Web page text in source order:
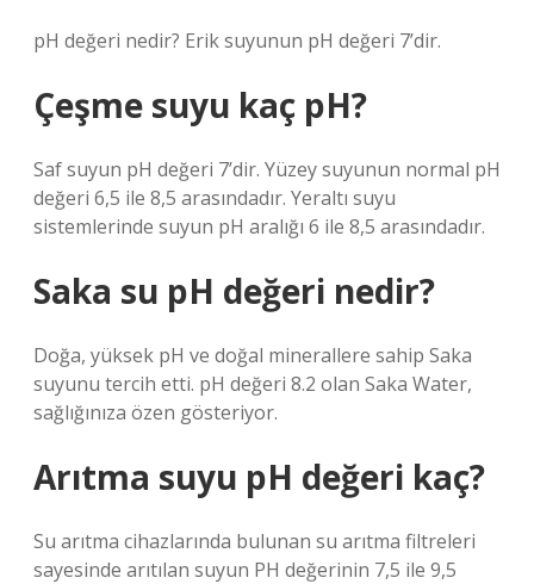
pH değeri nedir? Erik suyunun pH değeri 7’dir.
Çeşme suyu kaç pH?
Saf suyun pH değeri 7’dir. Yüzey suyunun normal pH
değeri 6,5 ile 8,5 arasındadır. Yeraltı suyu
sistemlerinde suyun pH aralığı 6 ile 8,5 arasındadır.
Saka su pH değeri nedir?
Doğa, yüksek pH ve doğal minerallere sahip Saka
suyunu tercih etti. pH değeri 8.2 olan Saka Water,
sağlığınıza özen gösteriyor.
Arıtma suyu pH değeri kaç?
Su arıtma cihazlarında bulunan su arıtma filtreleri
sayesinde arıtılan suyun PH değerinin 7,5 ile 9,5